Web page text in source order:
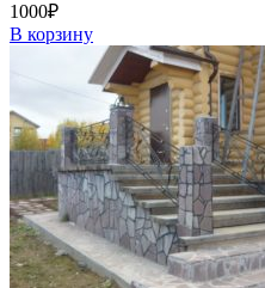
1000₽
В корзину